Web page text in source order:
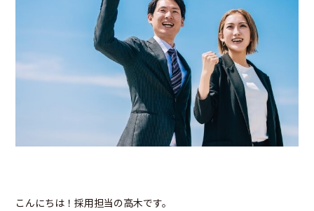
こんにちは！採用担当の高木です。